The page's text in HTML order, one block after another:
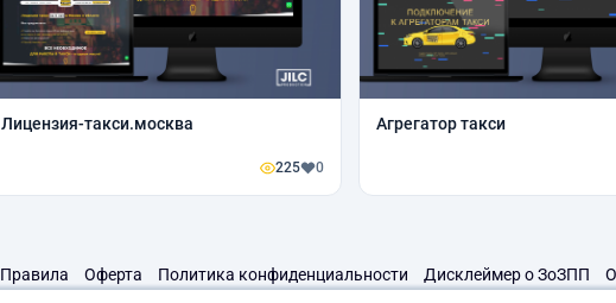
Лицензия-такси.москва
225 0
Агрегатор такси
Правила Оферта Политика конфиденциальности Дисклеймер о ЗоЗПП